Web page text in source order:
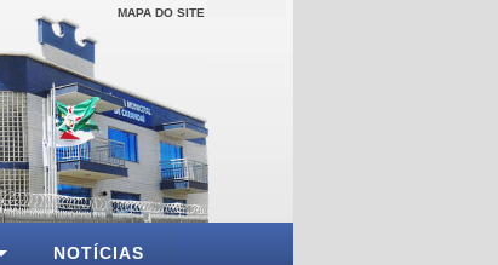
MAPA DO SITE
NOTÍCIAS